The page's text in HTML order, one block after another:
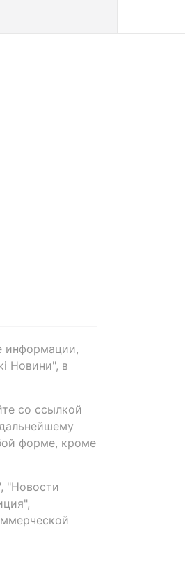
информации,
Новини", в
со ссылкой
форме, кроме
"Новости